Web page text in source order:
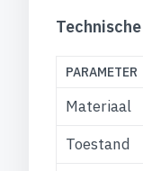
PARAMETER
Materiaal
Toestand